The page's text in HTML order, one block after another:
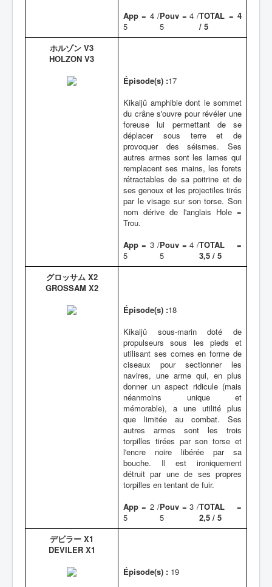
App = 4 /
5
Pouv = 4 /
5
TOTAL = 4
/ 5
ホルゾン V3
HOLZON V3
Épisode(s) :17
Kikaijû amphibie dont le sommet
du crâne s'ouvre pour révéler une
foreuse lui permettant de se
déplacer sous terre et de
provoquer des séismes. Ses
autres armes sont les lames qui
remplacent ses mains, les forets
rétractables de sa poitrine et de
ses genoux et les projectiles tirés
par le visage sur son torse. Son
nom dérive de l'anglais Hole =
Trou.
App = 3 /
5
Pouv = 4 /
5
TOTAL =
3,5 / 5
グロッサム X2
GROSSAM X2
Épisode(s) :18
Kikaijû sous-marin doté de
propulseurs sous les pieds et
utilisant ses cornes en forme de
ciseaux pour sectionner les
navires, une arme qui, en plus
donner un aspect ridicule (mais
néanmoins unique et
mémorable), a une utilité plus
que limitée au combat. Ses
autres armes sont les trois
torpilles tirées par son torse et
l'encre noire libérée par sa
bouche. Il est ironiquement
détruit par une de ses propres
torpilles en tentant de fuir.
App = 2 /
5
Pouv = 3 /
5
TOTAL =
2,5 / 5
デビラー X1
DEVILER X1
Épisode(s) : 19